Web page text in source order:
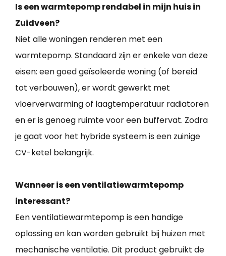
Is een warmtepomp rendabel in mijn huis in
Zuidveen?
Niet alle woningen renderen met een
warmtepomp. Standaard zijn er enkele van deze
eisen: een goed geïsoleerde woning (of bereid
tot verbouwen), er wordt gewerkt met
vloerverwarming of laagtemperatuur radiatoren
en er is genoeg ruimte voor een buffervat. Zodra
je gaat voor het hybride systeem is een zuinige
CV-ketel belangrijk.
Wanneer is een ventilatiewarmtepomp
interessant?
Een ventilatiewarmtepomp is een handige
oplossing en kan worden gebruikt bij huizen met
mechanische ventilatie. Dit product gebruikt de